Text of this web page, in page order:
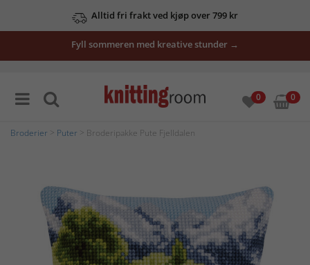
Alltid fri frakt ved kjøp over 799 kr
Fyll sommeren med kreative stunder →
0 0
Broderier Puter > Broderipakke Pute Fjelldalen